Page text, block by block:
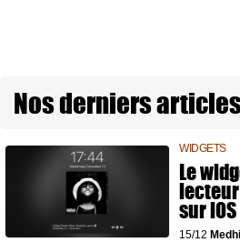
Nos derniers
WIDGETS
Le
lecteur
sur
15/12 Medhi